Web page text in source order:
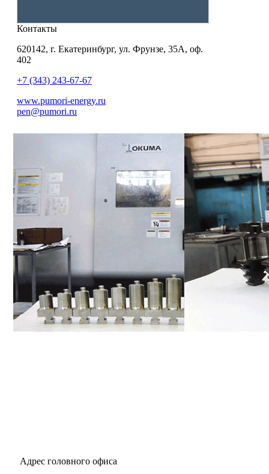
Контакты
620142, г. Екатеринбург, ул. Фрунзе, 35А, оф.
402
+7 (343) 243-67-67
www.pumori-energy.ru
pen@pumori.ru
Адрес головного офиса